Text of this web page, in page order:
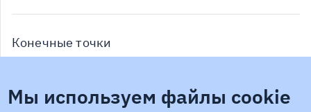
Конечные точки
Production,
Development:
https://api-test.bcc.kz/bcc/productio
n/v2
Мы используем файлы cookie